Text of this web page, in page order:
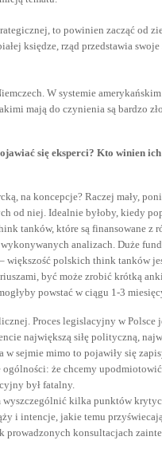
to powinien zacząć od
księdze, rząd przedstawia
W systemie
mają do czynienia są bardzo
się eksperci? Kto winien
na koncepcje? Raczej mały,
od niej. Idealnie byłoby, kiedy
tanków, które są finansowane
analizach. Duże
polskich think tanków
być może zrobić krótką
powstać w ciągu 1-3
Proces legislacyjny w
największą siłę polityczną,
w sejmie mimo to pojawiły się
że chcemy
był fatalny.
kilka punktów
i intencje, jakie temu
konsultacjach